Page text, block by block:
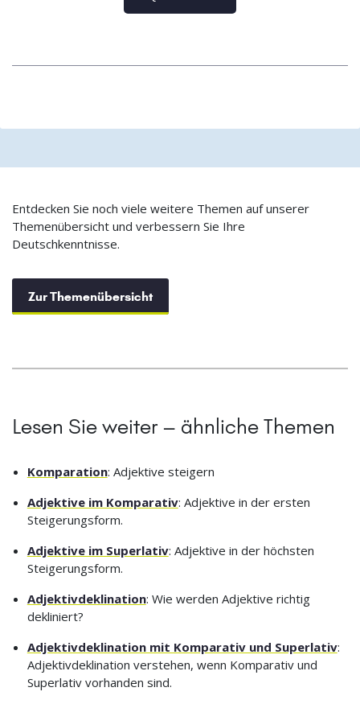
Entdecken Sie noch viele weitere Themen auf unserer
Themenübersicht und verbessern Sie Ihre
Deutschkenntnisse.
Zur Themenübersicht
Lesen Sie weiter – ähnliche Themen
Komparation: Adjektive steigern
Adjektive im Komparativ: Adjektive in der ersten
Steigerungsform.
Adjektive im Superlativ: Adjektive in der höchsten
Steigerungsform.
Adjektivdeklination: Wie werden Adjektive richtig
dekliniert?
Adjektivdeklination mit Komparativ und Superlativ:
Adjektivdeklination verstehen, wenn Komparativ und
Superlativ vorhanden sind.